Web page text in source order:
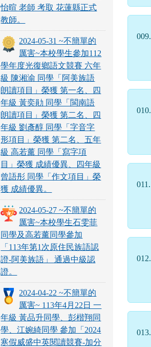
怡暄 老師 考取 花蓮縣正式
教師。
2024-05-31 ~不簡單的
厲害~本校學生參加112
學年度光復鄉語文競賽 六年
級 陳湘渝 同學「阿美族語
朗讀項目」榮獲 第一名、四
年級 黃奕勛 同學「閩南語
朗讀項目」榮獲 第二名、四
年級 劉彥醇 同學「字音字
形項目」榮獲 第二名、五年
級 高若薰 同學「寫字項
目」榮獲 成績優異、四年級
曾語彤 同學「作文項目」榮
獲 成績優異。
2024-05-27 ~不簡單的
厲害~本校學生石雯菲
同學及高若薰同學參加
「113年第1次原住民族語認
證-阿美族語」 通過中級認
證。
2024-04-22 ~不簡單的
厲害~ 113年4月22日 一
年級 黃品升同學、彭楷翔同
學、江婉綺同學 參加「2024
寒假威盛中英閱讀競賽-加分
009.
010.
011.
012.
013.